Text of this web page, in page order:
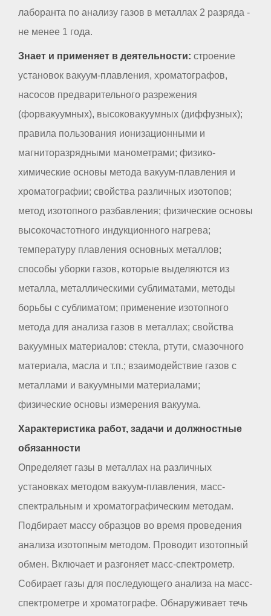
лаборанта по анализу газов в металлах 2 разряда -
не менее 1 года.
Знает и применяет в деятельности: строение
установок вакуум-плавления, хроматографов,
насосов предварительного разрежения
(форвакуумных), высоковакуумных (диффузных);
правила пользования ионизационными и
магниторазрядными манометрами; физико-
химические основы метода вакуум-плавления и
хроматографии; свойства различных изотопов;
метод изотопного разбавления; физические основы
высокочастотного индукционного нагрева;
температуру плавления основных металлов;
способы уборки газов, которые выделяются из
металла, металлическими сублиматами, методы
борьбы с сублиматом; применение изотопного
метода для анализа газов в металлах; свойства
вакуумных материалов: стекла, ртути, смазочного
материала, масла и т.п.; взаимодействие газов с
металлами и вакуумными материалами;
физические основы измерения вакуума.
Характеристика работ, задачи и должностные
обязанности
Определяет газы в металлах на различных
установках методом вакуум-плавления, масс-
спектральным и хроматографическим методам.
Подбирает массу образцов во время проведения
анализа изотопным методом. Проводит изотопный
обмен. Включает и разгоняет масс-спектрометр.
Собирает газы для последующего анализа на масс-
спектрометре и хроматографе. Обнаруживает течь